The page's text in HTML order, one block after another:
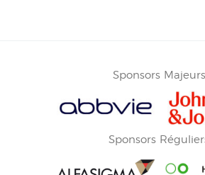
Sponsors Majeurs
Sponsors